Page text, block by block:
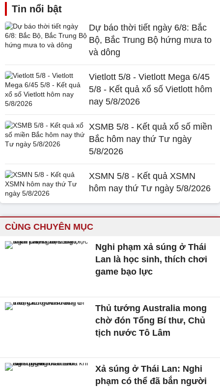
Tin nổi bật
Dự báo thời tiết ngày 6/8: Bắc
Bộ, Bắc Trung Bộ hứng mưa to
và dông
Vietlott 5/8 - Vietlott Mega 6/45
5/8 - Kết quả xổ số Vietlott hôm
nay 5/8/2026
XSMB 5/8 - Kết quả xổ số miền
Bắc hôm nay thứ Tư ngày
5/8/2026
XSMN 5/8 - Kết quả XSMN
hôm nay thứ Tư ngày 5/8/2026
CÙNG CHUYÊN MỤC
Nghi phạm xả súng ở Thái
Lan là học sinh, thích chơi
game bạo lực
Thủ tướng Australia mong
chờ đón Tổng Bí thư, Chủ
tịch nước Tô Lâm
Xả súng ở Thái Lan: Nghi
phạm có thể đã bắn người